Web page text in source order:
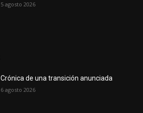
5 agosto 2026
Crónica de una transición anunciada
6 agosto 2026